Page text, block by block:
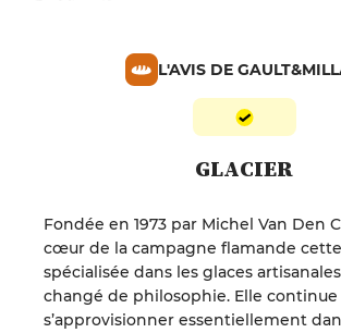
L'AVIS DE
GLACIER
Fondée en 1973 par Michel Van Den
cœur de la campagne flamande
spécialisée dans les glaces artisanales
changé de philosophie. Elle continue
s’approvisionner essentiellement